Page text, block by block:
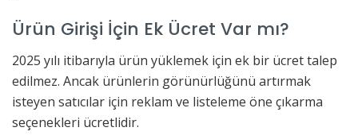
Ürün Girişi İçin Ek Ücret Var mı?
2025 yılı itibarıyla ürün yüklemek için ek bir ücret talep
edilmez. Ancak ürünlerin görünürlüğünü artırmak
isteyen satıcılar için reklam ve listeleme öne çıkarma
seçenekleri ücretlidir.